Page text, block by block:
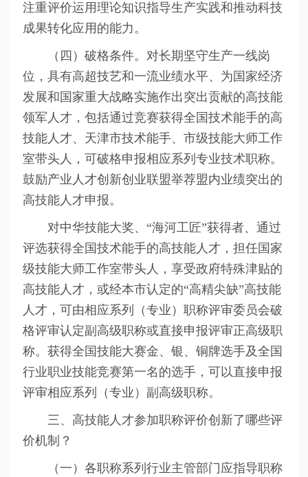
注重评价运用理论知识指导生产实践和推动科技
成果转化应用的能力。
（四）破格条件。对长期坚守生产一线岗
位，具有高超技艺和一流业绩水平、为国家经济
发展和国家重大战略实施作出突出贡献的高技能
领军人才，包括通过竞赛获得全国技术能手的高
技能人才、天津市技术能手、市级技能大师工作
室带头人，可破格申报相应系列专业技术职称。
鼓励产业人才创新创业联盟举荐盟内业绩突出的
高技能人才申报。
对中华技能大奖、“海河工匠”获得者、通过
评选获得全国技术能手的高技能人才，担任国家
级技能大师工作室带头人，享受政府特殊津贴的
高技能人才，或经本市认定的“高精尖缺”高技能
人才，可由相应系列（专业）职称评审委员会破
格评审认定副高级职称或直接申报评审正高级职
称。获得全国技能大赛金、银、铜牌选手及全国
行业职业技能竞赛第一名的选手，可以直接申报
评审相应系列（专业）副高级职称。
三、高技能人才参加职称评价创新了哪些评
价机制？
（一）各职称系列行业主管部门应指导职称